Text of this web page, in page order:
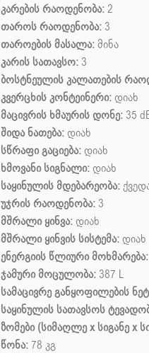
კარების რაოდენობა:2
თაროს რაოდენობა: 3
თაროების მასალა: მინა
კარის სათავსო: 3
ბოსტნეულის კალათების
კვერცხის კონტეინერი: დიახ
მაცივრის ხმაურის დონე: 35
შიდა ნათება: დიახ
სწრაფი გაციება: დიახ
ხმოვანი სიგნალი: დიახ
საყინულის მდებარეობა:
უჯრის რაოდენობა: 3
მშრალი ყინვა: დიახ
მშრალი ყინვის სისტემა: დიახ
ენერგიის წლიური მოხმარება:
ჯამური მოცულობა: 387 L
სამაცივრე განყოფილების
საყინულის სათავსოს
ზომები (სიმაღლე x სიგანე x
წონა: 78 კგ